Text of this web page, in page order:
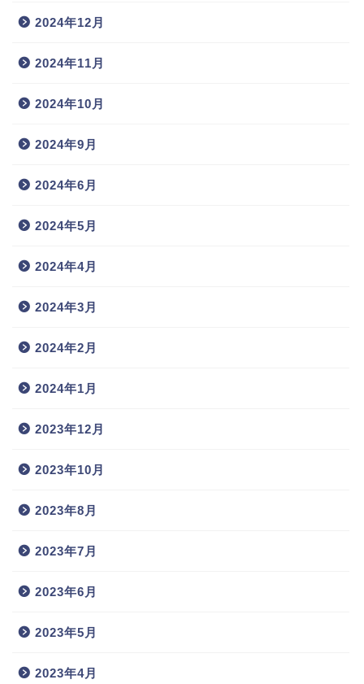
2024年12月
2024年11月
2024年10月
2024年9月
2024年6月
2024年5月
2024年4月
2024年3月
2024年2月
2024年1月
2023年12月
2023年10月
2023年8月
2023年7月
2023年6月
2023年5月
2023年4月